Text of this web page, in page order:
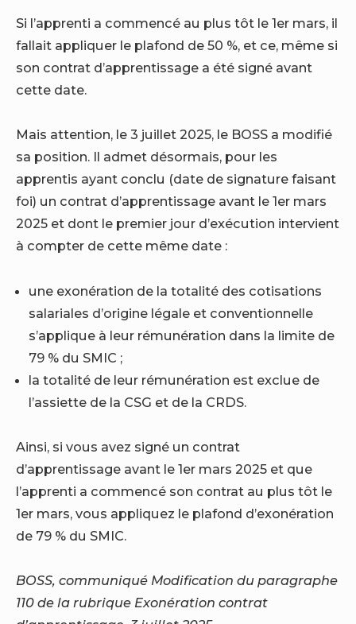
Si l’apprenti a commencé au plus tôt le 1er mars, il
fallait appliquer le plafond de 50 %, et ce, même si
son contrat d’apprentissage a été signé avant
cette date.
Mais attention, le 3 juillet 2025, le BOSS a modifié
sa position. Il admet désormais, pour les
apprentis ayant conclu (date de signature faisant
foi) un contrat d’apprentissage avant le 1er mars
2025 et dont le premier jour d’exécution intervient
à compter de cette même date :
une exonération de la totalité des cotisations
salariales d’origine légale et conventionnelle
s’applique à leur rémunération dans la limite de
79 % du SMIC ;
la totalité de leur rémunération est exclue de
l’assiette de la CSG et de la CRDS.
Ainsi, si vous avez signé un contrat
d’apprentissage avant le 1er mars 2025 et que
l’apprenti a commencé son contrat au plus tôt le
1er mars, vous appliquez le plafond d’exonération
de 79 % du SMIC.
BOSS, communiqué Modification du paragraphe
110 de la rubrique Exonération contrat